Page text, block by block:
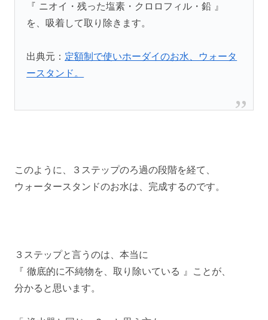
『 ニオイ・残った塩素・クロロフィル・鉛 』
を、吸着して取り除きます。
出典元： 定額制で使いホーダイのお水、ウォータ
ースタンド。
このように、３ステップのろ過の段階を経て、
ウォータースタンドのお水は、完成するのです。
３ステップと言うのは、本当に
『 徹底的に不純物を、取り除いている 』ことが、
分かると思います。